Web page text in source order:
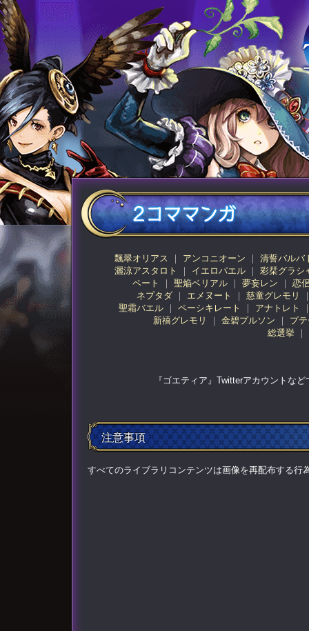
飄翠オリアス アンコニオーン
清誓バルバ
灑涼アスタロト
イエロパエル
彩栞グラシ
ペート
聖焔ベリアル 夢妄レン
恋
ネプタダ
エメヌート
慈童グレモリ
聖霜バエル
ペーシキレート
アナトレト
新禧グレモリ
金碧プルソン
プ
総選挙
『ゴエティア』Twitterアカウントな
注意事項
すべてのライブラリコンテンツは画像を再配布する行